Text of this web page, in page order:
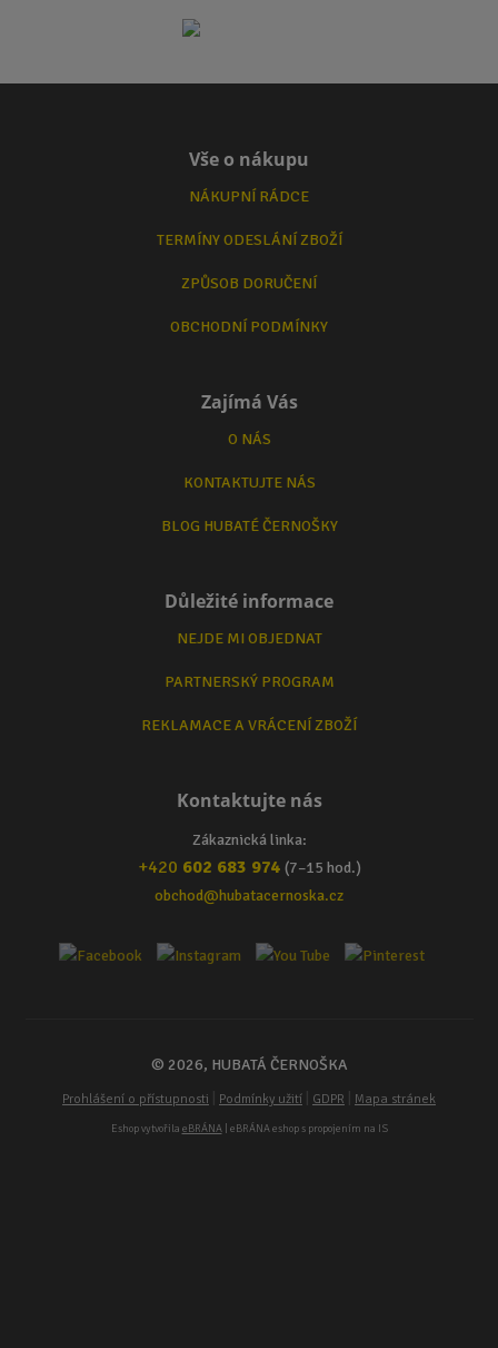
Vše o nákupu
NÁKUPNÍ RÁDCE
TERMÍNY ODESLÁNÍ ZBOŽÍ
ZPŮSOB DORUČENÍ
OBCHODNÍ PODMÍNKY
Zajímá Vás
O NÁS
KONTAKTUJTE NÁS
BLOG HUBATÉ ČERNOŠKY
Důležité informace
NEJDE MI OBJEDNAT
PARTNERSKÝ PROGRAM
REKLAMACE A VRÁCENÍ ZBOŽÍ
Kontaktujte nás
Zákaznická linka:
+420 602 683 974 (7–15 hod.)
obchod@hubatacernoska.cz
© 2026, HUBATÁ ČERNOŠKA
Prohlášení o přístupnosti Podmínky užití GDPR Mapa stránek
Eshop vytvořila eBRÁNA| eBRÁNA eshop s propojením na IS